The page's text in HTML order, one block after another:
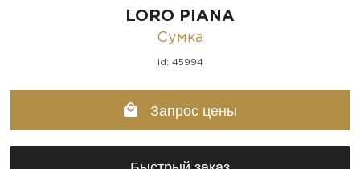
LORO PIANA
Сумка
id: 45994
Запрос цены